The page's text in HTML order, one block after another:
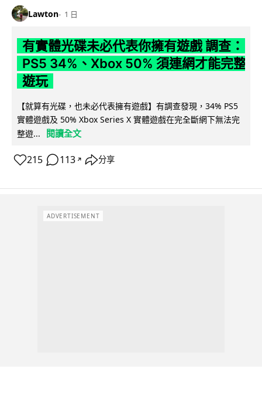
Lawton 1 日
有實體光碟未必代表你擁有遊戲 調查：
PS5 34%、Xbox 50% 須連網才能完整
遊玩
【就算有光碟，也未必代表擁有遊戲】有調查發現，34% PS5
實體遊戲及 50% Xbox Series X 實體遊戲在完全斷網下無法完
整遊...
閱讀全文
215 113 ↗ 分享
ADVERTISEMENT